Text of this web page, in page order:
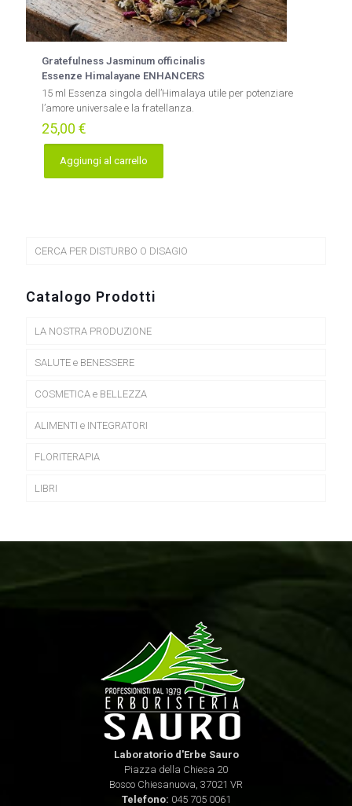
Gratefulness Jasminum officinalis
Essenze Himalayane ENHANCERS
15 ml Essenza singola dell’Himalaya utile per potenziare
l’amore universale e la fratellanza.
25,00 €
Aggiungi al carrello
CERCA PER DISTURBO O DISAGIO
Catalogo Prodotti
LA NOSTRA PRODUZIONE
SALUTE e BENESSERE
COSMETICA e BELLEZZA
ALIMENTI e INTEGRATORI
FLORITERAPIA
LIBRI
Laboratorio d'Erbe Sauro
Piazza della Chiesa 20
Bosco Chiesanuova, 37021 VR
Telefono: 045 705 0061